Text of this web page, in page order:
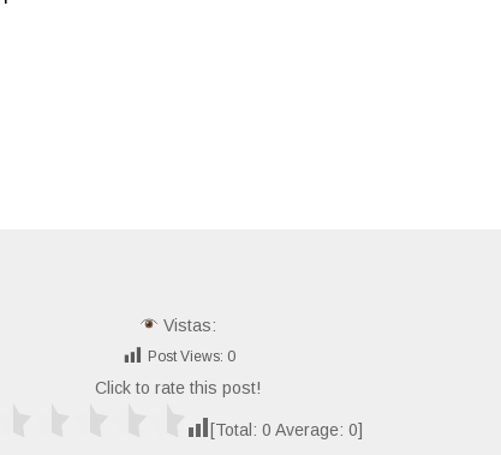
Vistas:
Post Views: 0
Click to rate this post!
[Total: 0 Average: 0]